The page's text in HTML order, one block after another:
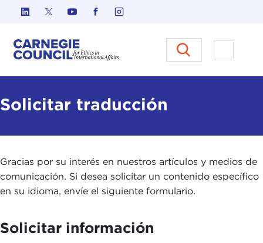
Ir al contenido
Carnegie Council sobre Ética
Abrir el
Solicitar traducción
Gracias por su interés en nuestros artículos y medios de
comunicación. Si desea solicitar un contenido específico
en su idioma, envíe el siguiente formulario.
Solicitar información